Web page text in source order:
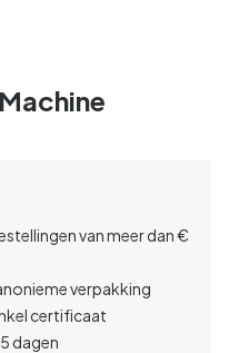
van meer dan €
verpakking
certificaat
dagen